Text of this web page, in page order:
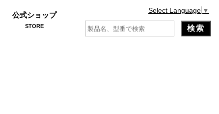
公式ショップ
STORE
Select Language ▼